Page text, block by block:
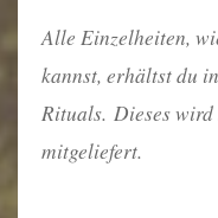
Alle Einzelheiten,
kannst, erhältst du
Rituals. Dieses
mitgeliefert.